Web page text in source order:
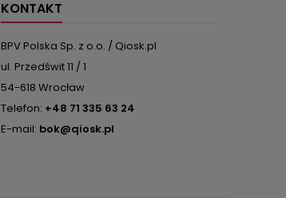
KONTAKT
BPV Polska Sp. z o.o. / Qiosk.pl
ul. Przedświt 11 / 1
54-618 Wrocław
Telefon: +48 71 335 63 24
E-mail: bok@qiosk.pl